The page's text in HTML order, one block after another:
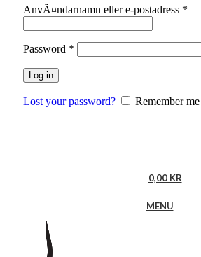
AnvÃ¤ndarnamn eller e-postadress *
Password *
Log in
Lost your password? Remember me
0,00 KR
MENU